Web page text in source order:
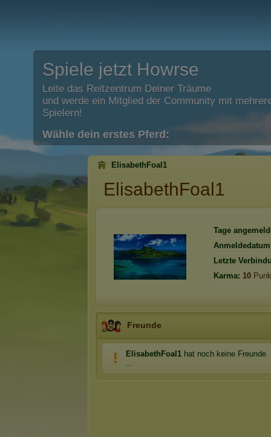
Spiele jetzt Howrse
Leite das Reitzentrum Deiner Träume
und werde ein Mitglied der Community mit
Spielern!
Wähle dein erstes Pferd:
ElisabethFoal1
ElisabethFoal1
Tage
Letzte
Karma: 10
Freunde
ElisabethFoal1 hat noch keine Freunde
...